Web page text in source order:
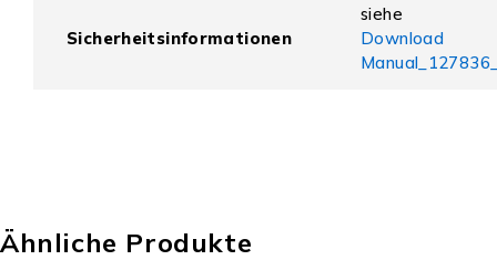
Sicherheitsinformationen
siehe
Download
Ähnliche Produkte